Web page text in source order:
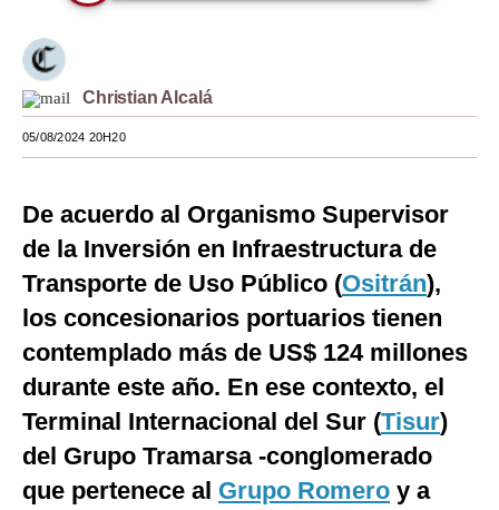
Moda
Estilos
Mundo
EEUU
Internacional
Tecnología
Club del Suscriptor
Mix
G de Gestión
Notas Contratadas
Christian Alcalá
05/08/2024 20H20
De acuerdo al Organismo Supervisor
de la Inversión en Infraestructura de
Transporte de Uso Público (Ositrán),
los concesionarios portuarios tienen
contemplado más de US$ 124 millones
durante este año. En ese contexto, el
Terminal Internacional del Sur (Tisur)
del Grupo Tramarsa -conglomerado
que pertenece al Grupo Romero y a